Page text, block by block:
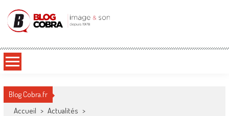
Blog Cobra
Blog Cobra.fr
Accueil > Actualités >